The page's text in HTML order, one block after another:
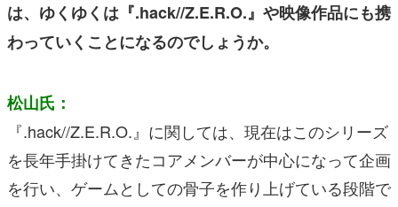
は、ゆくゆくは『.hack//Z.E.R.O.』や映像作品にも携
わっていくことになるのでしょうか。
松山氏：
『.hack//Z.E.R.O.』に関しては、現在はこのシリーズ
を長年手掛けてきたコアメンバーが中心になって企画
を行い、ゲームとしての骨子を作り上げている段階で